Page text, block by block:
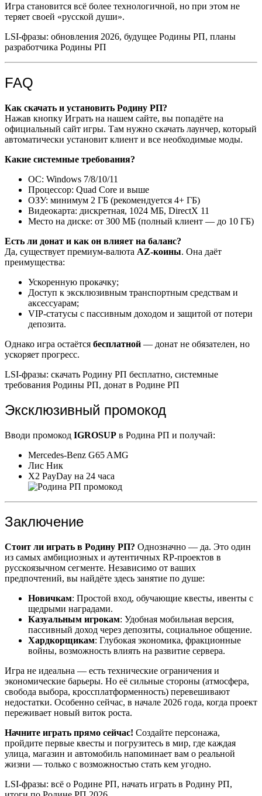
Игра становится всё более технологичной, но при этом не
теряет своей «русской души».
LSI-фразы: обновления 2026, будущее Родины РП, планы
разработчика Родины РП
FAQ
Как скачать и установить Родину РП?
Нажав кнопку Играть на нашем сайте, вы попадёте на
официальный сайт игры. Там нужно скачать лаунчер, который
автоматически установит клиент и все необходимые моды.
Какие системные требования?
ОС: Windows 7/8/10/11
Процессор: Quad Core и выше
ОЗУ: минимум 2 ГБ (рекомендуется 4+ ГБ)
Видеокарта: дискретная, 1024 МБ, DirectX 11
Место на диске: от 300 МБ (полный клиент — до 10 ГБ)
Есть ли донат и как он влияет на баланс?
Да, существует премиум-валюта AZ-коины. Она даёт
преимущества:
Ускоренную прокачку;
Доступ к эксклюзивным транспортным средствам и
аксессуарам;
VIP-статусы с пассивным доходом и защитой от потери
депозита.
Однако игра остаётся бесплатной — донат не обязателен, но
ускоряет прогресс.
LSI-фразы: скачать Родину РП бесплатно, системные
требования Родины РП, донат в Родине РП
Эксклюзивный промокод
Вводи промокод IGROSUP в Родина РП и получай:
Mercedes-Benz G65 AMG
Лис Ник
X2 PayDay на 24 часа
Заключение
Стоит ли играть в Родину РП? Однозначно — да. Это один
из самых амбициозных и аутентичных RP-проектов в
русскоязычном сегменте. Независимо от ваших
предпочтений, вы найдёте здесь занятие по душе:
Новичкам: Простой вход, обучающие квесты, ивенты с
щедрыми наградами.
Казуальным игрокам: Удобная мобильная версия,
пассивный доход через депозиты, социальное общение.
Хардкорщикам: Глубокая экономика, фракционные
войны, возможность влиять на развитие сервера.
Игра не идеальна — есть технические ограничения и
экономические барьеры. Но её сильные стороны (атмосфера,
свобода выбора, кроссплатформенность) перевешивают
недостатки. Особенно сейчас, в начале 2026 года, когда проект
переживает новый виток роста.
Начните играть прямо сейчас! Создайте персонажа,
пройдите первые квесты и погрузитесь в мир, где каждая
улица, магазин и автомобиль напоминает вам о реальной
жизни — только с возможностью стать кем угодно.
LSI-фразы: всё о Родине РП, начать играть в Родину РП,